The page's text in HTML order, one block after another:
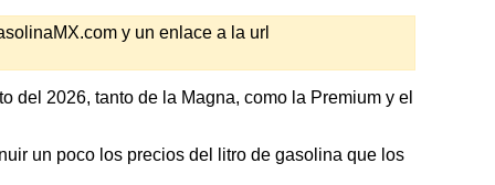
y un enlace a la url
del 2026, tanto de la Magna, como la Premium y el
un poco los precios del litro de gasolina que los